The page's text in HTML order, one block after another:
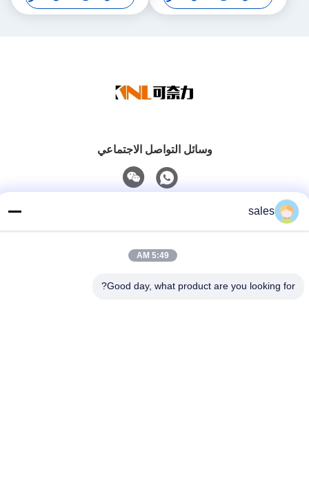
وسائل التواصل الاجتماعي
البريد الإلكتروني
sales
5:49 AM
Good day, what product are you looking for?